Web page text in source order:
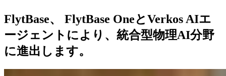
FlytBase、 FlytBase OneとVerkos AIエ
ージェントにより、統合型物理AI分野
に進出します。